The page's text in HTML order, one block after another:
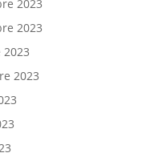
2023
2023
2023